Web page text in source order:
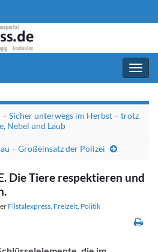
Sicher unterwegs im Herbst – trotz
Nebel und Laub
– Großeinsatz der Polizei
Die Tiere respektieren und
Filstalexpress, Freizeit, Politik